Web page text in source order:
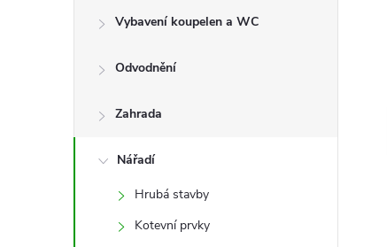
Vybavení koupelen a WC
Odvodnění
Zahrada
Nářadí
Hrubá stavby
Kotevní prvky